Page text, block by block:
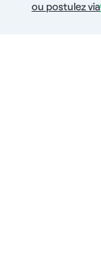
ou postulez via